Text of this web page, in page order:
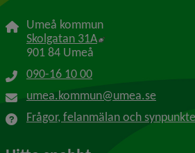
Umeå kommun
Skolgatan 31A Länk till annan
901 84 Umeå
090-16 10 00
umea.kommun@umea.se
Frågor, felanmälan och